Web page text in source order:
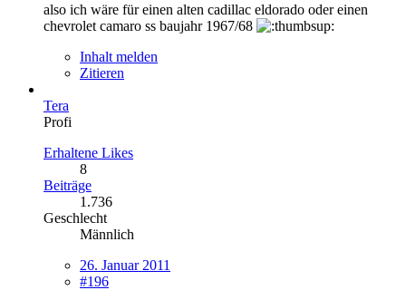
also ich wäre für einen alten cadillac eldorado oder einen
chevrolet camaro ss baujahr 1967/68
Inhalt melden
Zitieren
Tera
Profi
Erhaltene Likes
8
Beiträge
1.736
Geschlecht
Männlich
26. Januar 2011
#196